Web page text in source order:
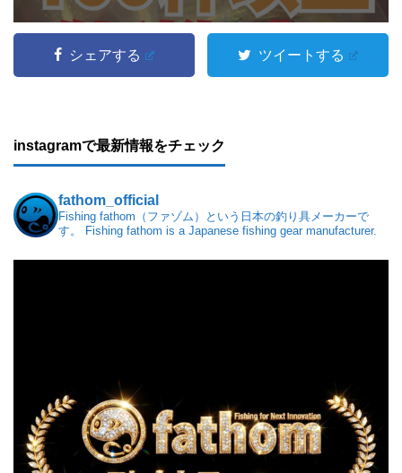
シェアする ツイートする
instagramで最新情報をチェック
fathom_official
Fishing fathom（ファゾム）という日本の釣り具メーカーで
す。
Fishing fathom is a Japanese fishing gear manufacturer.